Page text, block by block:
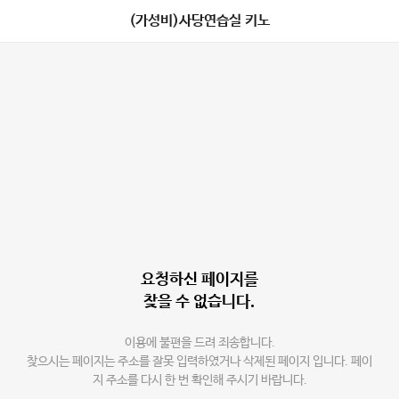
(가성비)사당연습실 키노
요청하신 페이지를
찾을 수 없습니다.
이용에 불편을 드려 죄송합니다.
찾으시는 페이지는 주소를 잘못 입력하였거나 삭제된 페이지 입니다. 페이
지 주소를 다시 한 번 확인해 주시기 바랍니다.